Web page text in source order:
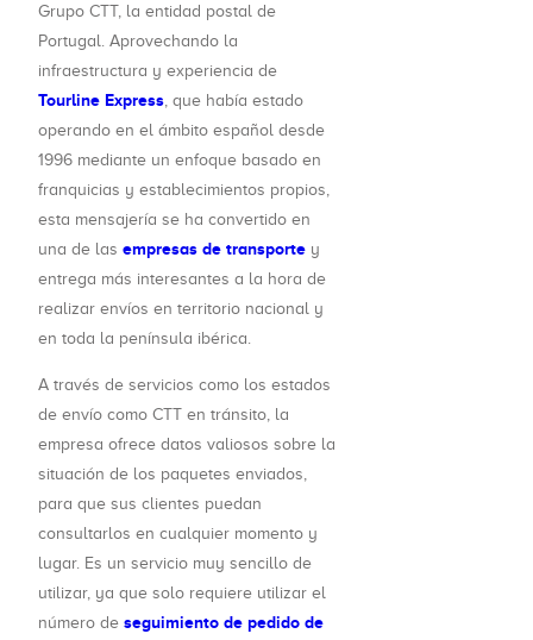
Grupo CTT, la entidad postal de
Portugal. Aprovechando la
infraestructura y experiencia de
Tourline Express , que había estado
operando en el ámbito español desde
1996 mediante un enfoque basado en
franquicias y establecimientos propios,
esta mensajería se ha convertido en
una de las empresas de transporte y
entrega más interesantes a la hora de
realizar envíos en territorio nacional y
en toda la península ibérica.
A través de servicios como los estados
de envío como CTT en tránsito, la
empresa ofrece datos valiosos sobre la
situación de los paquetes enviados,
para que sus clientes puedan
consultarlos en cualquier momento y
lugar. Es un servicio muy sencillo de
utilizar, ya que solo requiere utilizar el
número de seguimiento de pedido de